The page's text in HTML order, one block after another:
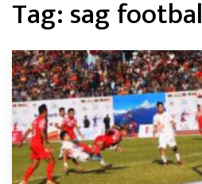
Tag:sag footbal